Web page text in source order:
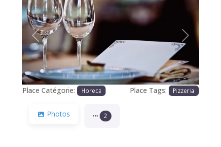
Précédente Prochaine
Place Catégorie: Horeca Place Tags: Pizzeria
Photos 2